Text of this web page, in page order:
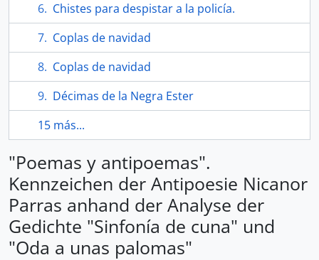
Chistes para despistar a la policía.
Coplas de navidad
Coplas de navidad
Décimas de la Negra Ester
15 más...
"Poemas y antipoemas".
Kennzeichen der Antipoesie Nicanor
Parras anhand der Analyse der
Gedichte "Sinfonía de cuna" und
"Oda a unas palomas"